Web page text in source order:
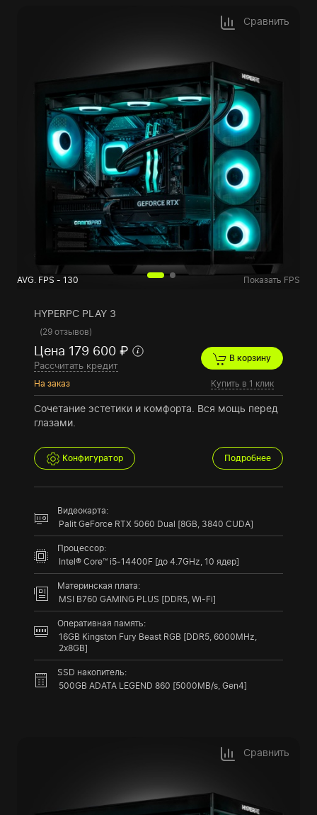
Сравнить
AVG. FPS - 130 Показать FPS
HYPERPC PLAY 3
(29 отзывов)
Цена 179 600 ₽
Рассчитать кредит
На заказ
В корзину
Купить в 1 клик
Сочетание эстетики и комфорта. Вся мощь перед
глазами.
Конфигуратор Подробнее
Видеокарта:
Palit GeForce RTX 5060 Dual [8GB, 3840 CUDA]
Процессор:
Intel® Core™ i5-14400F [до 4.7GHz, 10 ядер]
Материнская плата:
MSI B760 GAMING PLUS [DDR5, Wi-Fi]
Оперативная память:
16GB Kingston Fury Beast RGB [DDR5, 6000MHz,
2x8GB]
SSD накопитель:
500GB ADATA LEGEND 860 [5000MB/s, Gen4]
Сравнить